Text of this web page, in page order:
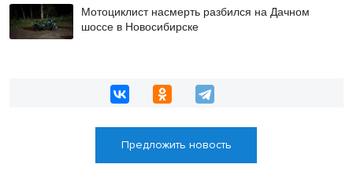
Мотоциклист насмерть разбился на Дачном
шоссе в Новосибирске
Предложить новость